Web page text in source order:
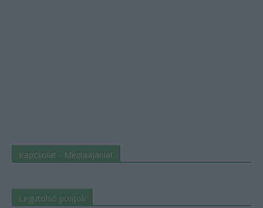
Kapcsolat - Médiaajánlat
Legutolsó postok